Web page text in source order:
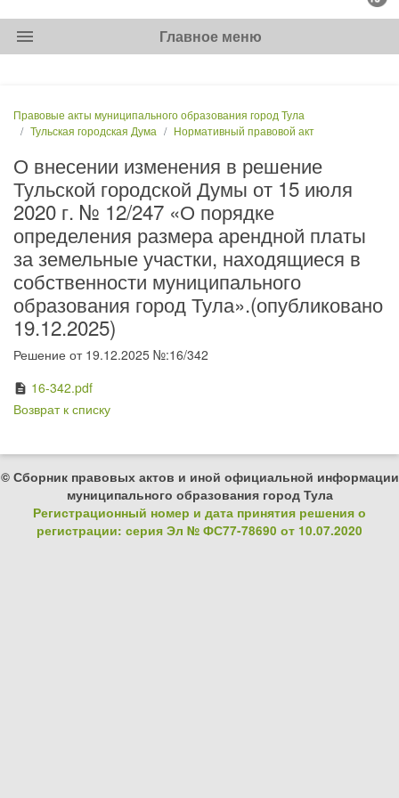
menu Главное меню
Правовые акты муниципального образования город Тула
Тульская городская Дума
Нормативный правовой акт
О внесении изменения в решение
Тульской городской Думы от 15 июля
2020 г. № 12/247 «О порядке
определения размера арендной платы
за земельные участки, находящиеся в
собственности муниципального
образования город Тула».(опубликовано
19.12.2025)
Решение от 19.12.2025 №:16/342
description 16-342.pdf
Возврат к списку
© Сборник правовых актов и иной официальной информации
муниципального образования город Тула
Регистрационный номер и дата принятия решения о
регистрации: серия Эл № ФС77-78690 от 10.07.2020